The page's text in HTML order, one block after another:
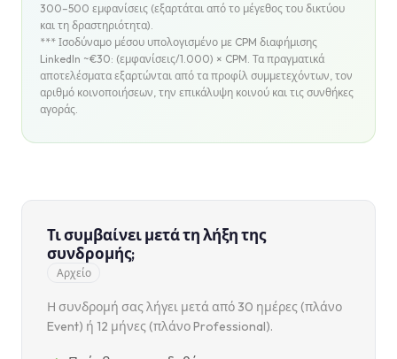
300–500 εμφανίσεις (εξαρτάται από το μέγεθος του δικτύου
και τη δραστηριότητα).
*** Ισοδύναμο μέσου υπολογισμένο με CPM διαφήμισης
LinkedIn ~€30: (εμφανίσεις/1.000) × CPM. Τα πραγματικά
αποτελέσματα εξαρτώνται από τα προφίλ συμμετεχόντων, τον
αριθμό κοινοποιήσεων, την επικάλυψη κοινού και τις συνθήκες
αγοράς.
Τι συμβαίνει μετά τη λήξη της
συνδρομής;
Αρχείο
Η συνδρομή σας λήγει μετά από 30 ημέρες (πλάνο
Event) ή 12 μήνες (πλάνο Professional).